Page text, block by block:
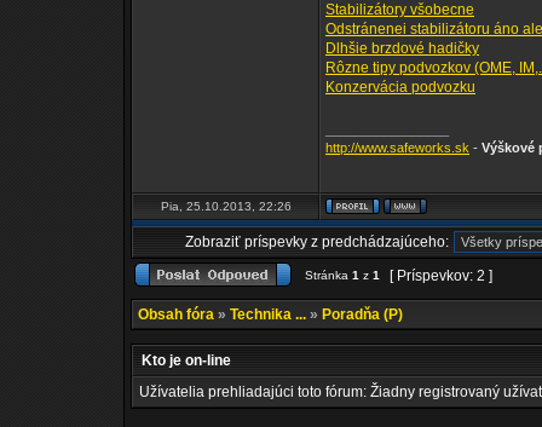
Stabilizátory všobecne
Odstránenei stabilizátoru áno
Dlhšie brzdové hadičky
Rôzne tipy podvozkov (OME,
Konzervácia podvozku
http://www.safeworks.sk - Výškové
Pia, 25.10.2013, 22:26
Zobraziť príspevky z predchádzajúceho:
Stránka 1 z 1 [ Príspevkov: 2 ]
Obsah fóra » Technika ... » Poradňa (P)
Kto je on-line
Užívatelia prehliadajúci toto fórum: Žiadny registrovaný